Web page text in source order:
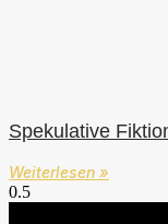
Spekulative
Weiterlesen »